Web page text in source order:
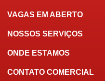
VAGAS EM ABERTO
NOSSOS SERVIÇOS
ONDE ESTAMOS
CONTATO COMERCIAL